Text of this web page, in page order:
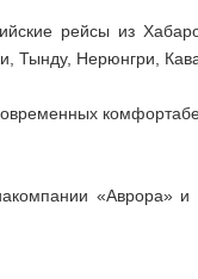
рейсы из
Тынду, Нерюнгри,
«Аврора»